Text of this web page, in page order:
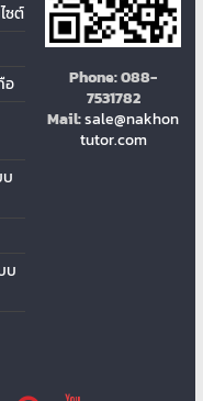
ซต์
อ
บ
บ
Phone:088-
7531782
Mail:sale@nakhon
tutor.com